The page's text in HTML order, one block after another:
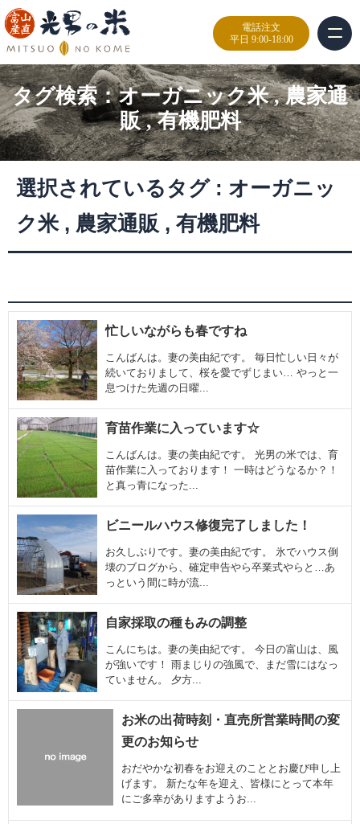
電話注文
平日 9:00-18:00
タグ検索：オーガニック米,農家通
販,有機肥料
選択されているタグ : オーガニッ
ク米, 農家通販 , 有機肥料
忙しいながらも春ですね
こんばんは。妻の美由紀です。 毎日忙しい日々が
続いておりまして、桜を愛でずじまい… やっと一
息つけた先週の日曜...
育苗作業に入っています☆
こんばんは。妻の美由紀です。 光男の米では、育
苗作業に入っております！ 一時はどうなるか？！
と真っ青になった...
ビニールハウス修復完了しました！
お久しぶりです。妻の美由紀です。 氷でハウス倒
壊のブログから、確定申告やら卒業式やらと…あ
っという間に時が流...
自家採取の種もみの調整
こんにちは。妻の美由紀です。 今日の富山は、風
が強いです！ 雨まじりの強風で、まだ雪にはなっ
ていません。 夕方...
お米の出荷時刻・直売所営業時間の変
更のお知らせ
おだやかな初春をお迎えのこととお慶び申し上
げます。 新たな年を迎え、皆様にとって本年
にご多幸がありますようお...